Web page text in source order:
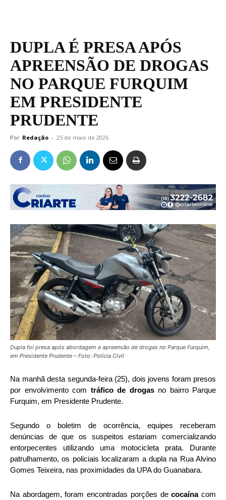
DUPLA É PRESA APÓS
APREENSÃO DE DROGAS
NO PARQUE FURQUIM
EM PRESIDENTE
PRUDENTE
Por Redação - 25 de maio de 2026
Dupla foi presa após abordagem e apreensão de drogas no Parque Furquim,
em Presidente Prudente – Foto: Polícia Civil
Na manhã desta segunda-feira (25), dois jovens foram presos
por envolvimento com tráfico de drogasno bairro Parque
Furquim, em Presidente Prudente.
Segundo o boletim de ocorrência, equipes receberam
denúncias de que os suspeitos estariam comercializando
entorpecentes utilizando uma motocicleta prata. Durante
patrulhamento, os policiais localizaram a dupla na Rua Alvino
Gomes Teixeira, nas proximidades da UPA do Guanabara.
Na abordagem, foram encontradas porções decocaínacom